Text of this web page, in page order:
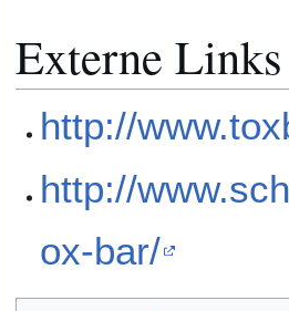
Externe Links
http://
http://
ox-bar/